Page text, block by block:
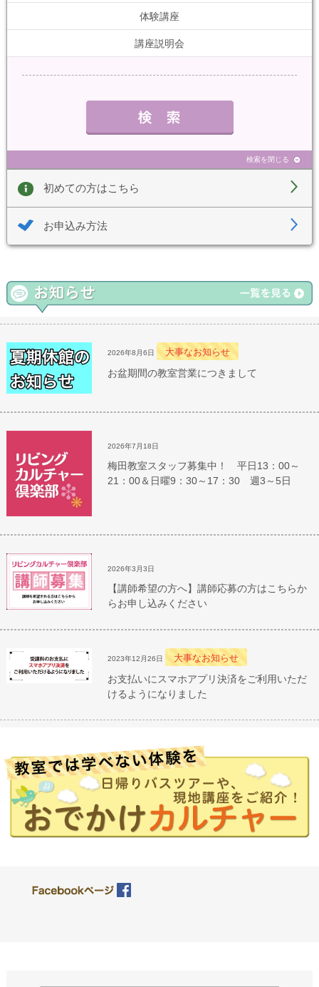
体験講座
講座説明会
検索を閉じる
初めての方はこちら
お申込み方法
2026年8月6日 大事なお知らせ
お盆期間の教室営業につきまして
2026年7月18日
梅田教室スタッフ募集中！ 平日13：00～
21：00＆日曜9：30～17：30 週3～5日
2026年3月3日
【講師希望の方へ】講師応募の方はこちらか
らお申し込みください
2023年12月26日 大事なお知らせ
お支払いにスマホアプリ決済をご利用いただ
けるようになりました